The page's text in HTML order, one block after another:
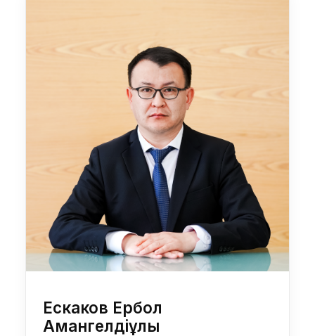
Ескаков Ербол
Амангелдіұлы